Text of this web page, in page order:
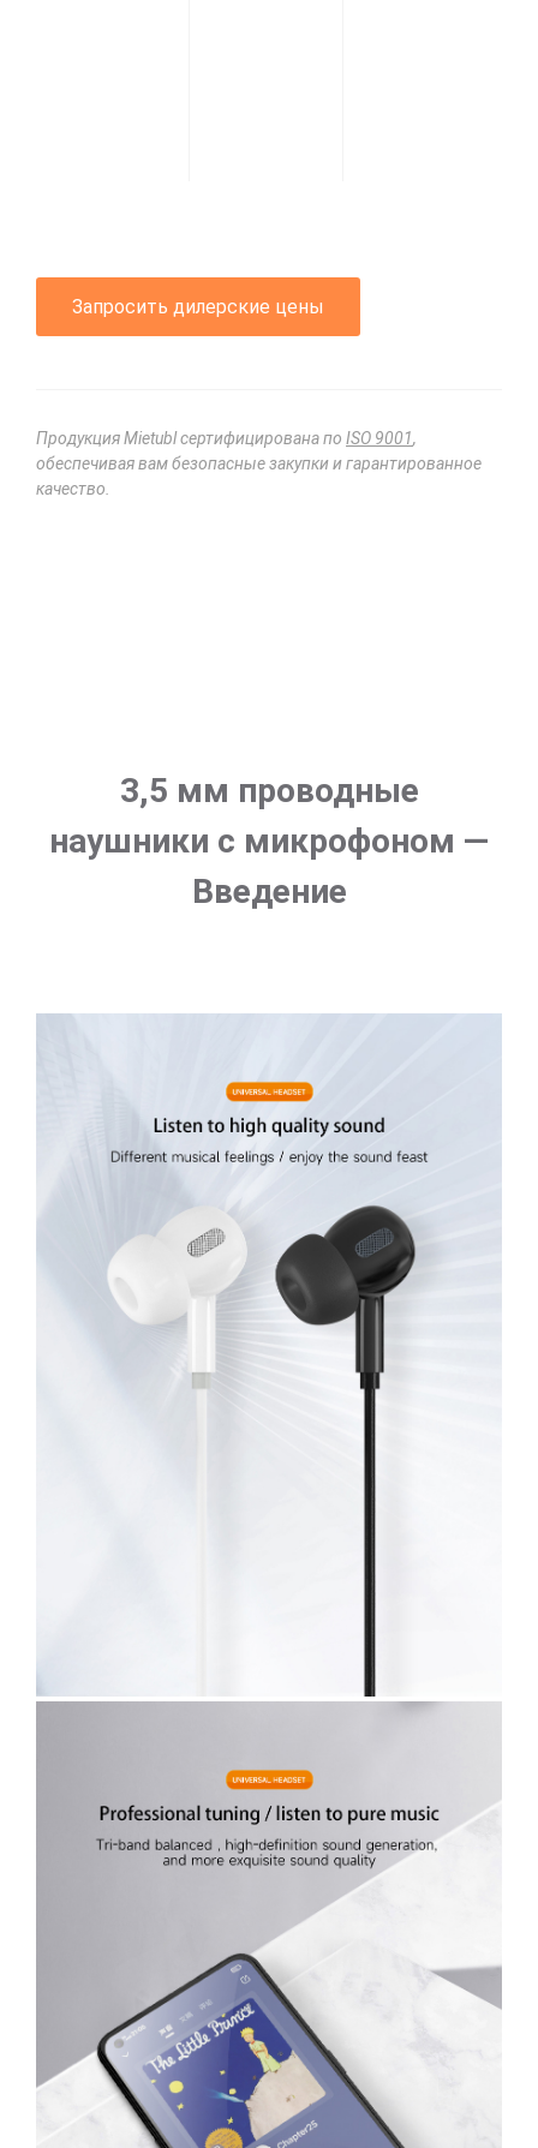
Запросить дилерские цены
Продукция Mietubl сертифицирована по ISO 9001,
обеспечивая вам безопасные закупки и гарантированное
качество.
3,5 мм проводные
наушники с микрофоном —
Введение